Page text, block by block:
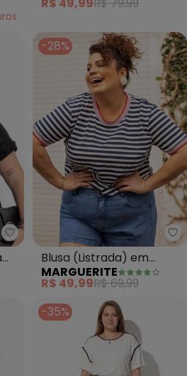
R$ 49,99R$ 79,99
Marguerite - Blusa (Preto) em
-28%
Blusa (Listrada) em
Malha Listrada
MARGUERITE
R$ 49,99R$ 69,99
-35%